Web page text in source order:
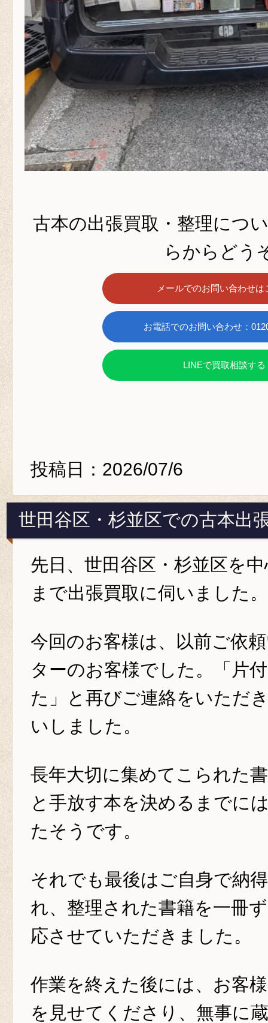
古本の出張買取・整理につ
らからどう
メールでのお問い合わせは
お電話でのお問い合わせ：
LINEで買取相談する
投稿日：2026/07/6
世田谷区・杉並区での古本出
先日、世田谷区・杉並区を
まで出張買取に伺いました。
今回のお客様は、以前ご依
ターのお客様でした。「片
た」と再びご連絡をいただ
いしました。
長年大切に集めてこられた
と手放す本を決めるまでに
たそうです。
それでも最後はご自身で納
れ、整理された書籍を一冊
応させていただきました。
作業を終えた後には、お客
を見せてくださり、無事に